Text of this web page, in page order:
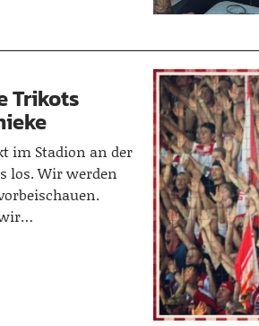
Trikots
im Stadion an der
los. Wir werden